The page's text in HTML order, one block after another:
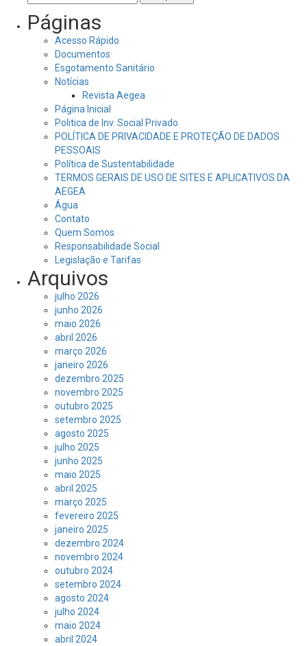
por:
Páginas
Acesso Rápido
Documentos
Esgotamento Sanitário
Notícias
Revista Aegea
Página Inicial
Politica de Inv. Social Privado
POLÍTICA DE PRIVACIDADE E PROTEÇÃO DE DADOS
PESSOAIS
Política de Sustentabilidade
TERMOS GERAIS DE USO DE SITES E APLICATIVOS DA
AEGEA
Água
Contato
Quem Somos
Responsabilidade Social
Legislação e Tarifas
Arquivos
julho 2026
junho 2026
maio 2026
abril 2026
março 2026
janeiro 2026
dezembro 2025
novembro 2025
outubro 2025
setembro 2025
agosto 2025
julho 2025
junho 2025
maio 2025
abril 2025
março 2025
fevereiro 2025
janeiro 2025
dezembro 2024
novembro 2024
outubro 2024
setembro 2024
agosto 2024
julho 2024
maio 2024
abril 2024